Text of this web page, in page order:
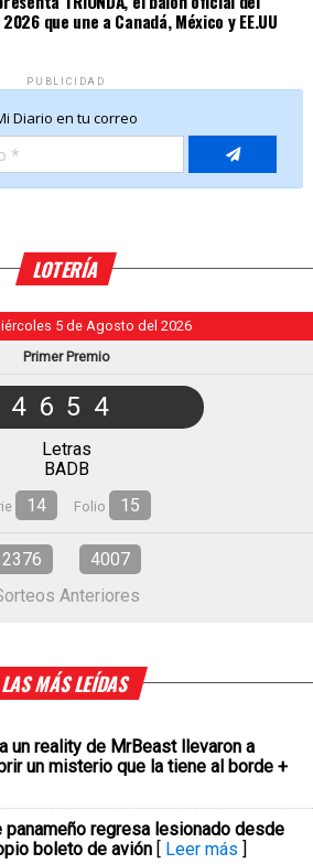
que une a Canadá, México y EE.UU
PUBLICIDAD
LOTERÍA
5 de Agosto del 2026
Primer Premio
4654
Letras
BADB
14 Folio 15
2376
4007
Anteriores
LAS MÁS LEÍDAS
un reality de MrBeast llevaron a
un misterio que la tiene al borde +
panameño regresa lesionado desde
boleto de avión [ Leer más ]